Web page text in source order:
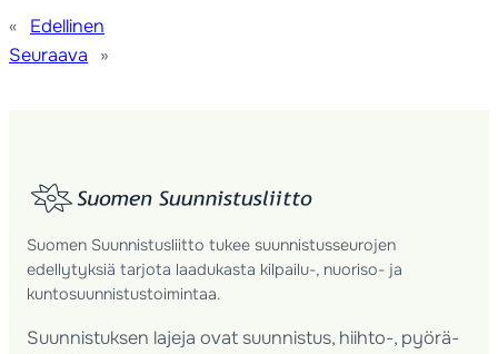
«
Edellinen
Seuraava
»
Suomen Suunnistusliitto tukee suunnistusseurojen
edellytyksiä tarjota laadukasta kilpailu-, nuoriso- ja
kuntosuunnistustoimintaa.
Suunnistuksen lajeja ovat suunnistus, hiihto-, pyörä-